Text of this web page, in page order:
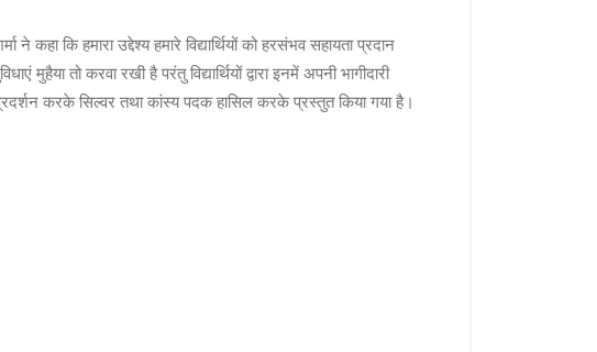
कहा कि हमारा उद्देश्य हमारे विद्यार्थियों को हरसंभव सहायता प्रदान
तो करवा रखी है परंतु विद्यार्थियों द्वारा इनमें अपनी भागीदारी
प्रदर्शन करके सिल्वर तथा कांस्य पदक हासिल करके प्रस्तुत किया गया है।